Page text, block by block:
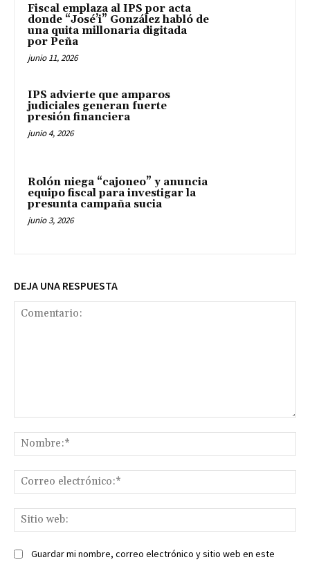
Fiscal emplaza al IPS por acta
donde “José’i” González habló de
una quita millonaria digitada
por Peña
junio 11, 2026
IPS advierte que amparos
judiciales generan fuerte
presión financiera
junio 4, 2026
Rolón niega “cajoneo” y anuncia
equipo fiscal para investigar la
presunta campaña sucia
junio 3, 2026
DEJA UNA RESPUESTA
Guardar mi nombre, correo electrónico y sitio web en este